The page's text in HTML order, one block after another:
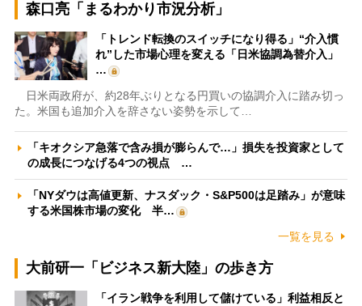
森口亮「まるわかり市況分析」
「トレンド転換のスイッチになり得る」“介入慣
れ”した市場心理を変える「日米協調為替介入」
…
日米両政府が、約28年ぶりとなる円買いの協調介入に踏み切っ
た。米国も追加介入を辞さない姿勢を示して…
「キオクシア急落で含み損が膨らんで…」損失を投資家として
の成長につなげる4つの視点 …
「NYダウは高値更新、ナスダック・S&P500は足踏み」が意味
する米国株市場の変化 半…
一覧を見る
大前研一「ビジネス新大陸」の歩き方
「イラン戦争を利用して儲けている」利益相反と